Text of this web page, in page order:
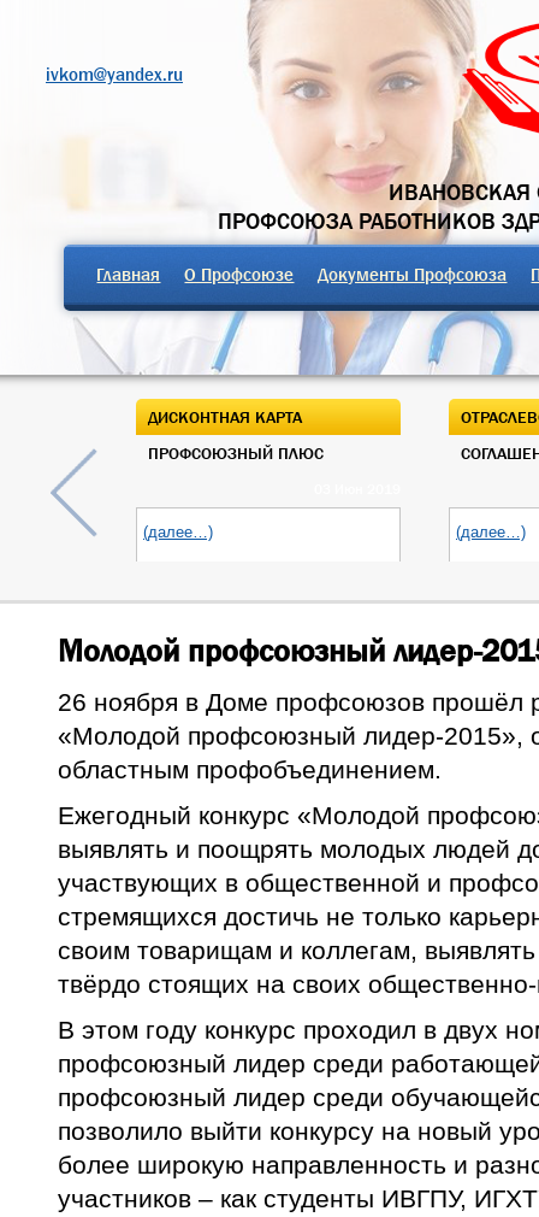
ivkom@yandex.ru
ИВАНОВСКАЯ
ПРОФСОЮЗА РАБОТНИКОВ
Главная О Профсоюзе Документы Профсоюза
ДИСКОНТНАЯ КАРТА
ПРОФСОЮЗНЫЙ ПЛЮС
(далее…) (далее…)
Молодой профсоюзный лидер-
26 ноября в Доме профсоюзов прошёл
«Молодой профсоюзный лидер-2015»,
областным профобъединением.
Ежегодный конкурс «Молодой
выявлять и поощрять молодых людей
участвующих в общественной и
стремящихся достичь не только
своим товарищам и коллегам,
твёрдо стоящих на своих
В этом году конкурс проходил в двух
профсоюзный лидер среди
профсоюзный лидер среди
позволило выйти конкурсу на новый
более широкую направленность и
участников – как студенты ИВГПУ,